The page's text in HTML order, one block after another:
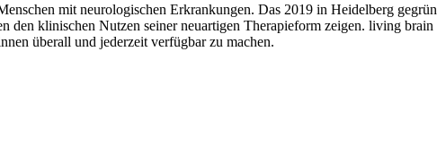
mit neurologischen Erkrankungen. Das 2019 in Heidelberg
klinischen Nutzen seiner neuartigen Therapieform zeigen. living
überall und jederzeit verfügbar zu machen.